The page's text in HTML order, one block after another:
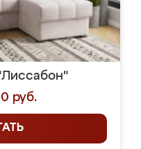
руб.